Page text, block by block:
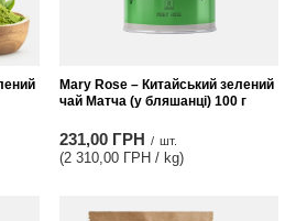
Mary Rose – Китайський зелений
чай Матча (у бляшанці) 100 г
231,00 ГРН / шт.
(2 310,00 ГРН / kg)